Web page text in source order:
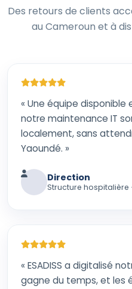
Des retours de clients
au Cameroun et à
« Une équipe
notre maintenance IT
localement, sans
Yaoundé. »
Direction
Structure hospitalière
« ESADISS a digitalisé
gagne du temps, et les